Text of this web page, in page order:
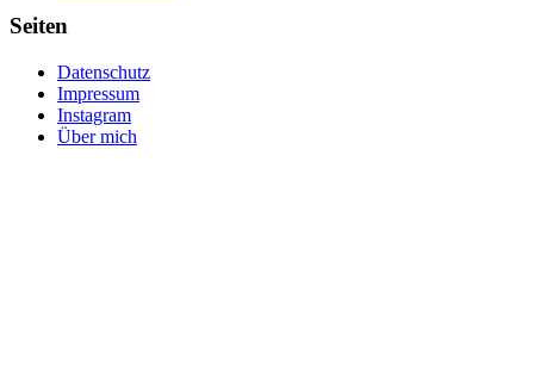
Seiten
Datenschutz
Impressum
Instagram
Über mich